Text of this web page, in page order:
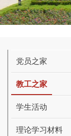
党员之家
教工之家
学生活动
理论学习材料